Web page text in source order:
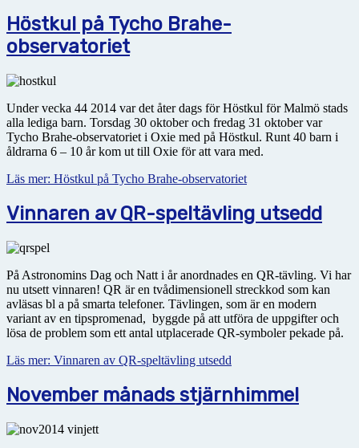
Höstkul på Tycho Brahe-
observatoriet
Under vecka 44 2014 var det åter dags för Höstkul för Malmö stads
alla lediga barn. Torsdag 30 oktober och fredag 31 oktober var
Tycho Brahe-observatoriet i Oxie med på Höstkul. Runt 40 barn i
åldrarna 6 – 10 år kom ut till Oxie för att vara med.
Läs mer: Höstkul på Tycho Brahe-observatoriet
Vinnaren av QR-speltävling utsedd
På Astronomins Dag och Natt i år anordnades en QR-tävling. Vi har
nu utsett vinnaren! QR är en tvådimensionell streckkod som kan
avläsas bl a på smarta telefoner. Tävlingen, som är en modern
variant av en tipspromenad, byggde på att utföra de uppgifter och
lösa de problem som ett antal utplacerade QR-symboler pekade på.
Läs mer: Vinnaren av QR-speltävling utsedd
November månads stjärnhimmel